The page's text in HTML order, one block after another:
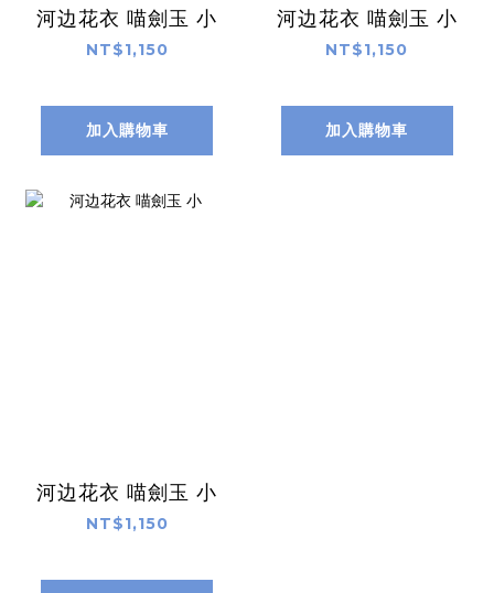
河边花衣 喵劍玉 小
NT$1,150
加入購物車
河边花衣 喵劍玉 小
NT$1,150
加入購物車
河边花衣 喵劍玉 小
NT$1,150